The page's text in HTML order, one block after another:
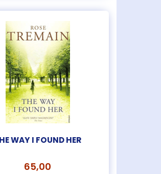
WAY I FOUND HER
65,00